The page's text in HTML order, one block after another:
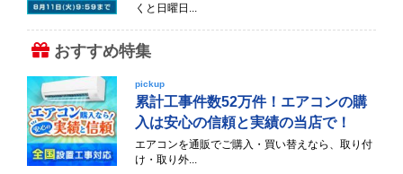
くと日曜日...
おすすめ特集
pickup
累計工事件数52万件！エアコンの購
入は安心の信頼と実績の当店で！
エアコンを通販でご購入・買い替えなら、取り付
け・取り外...